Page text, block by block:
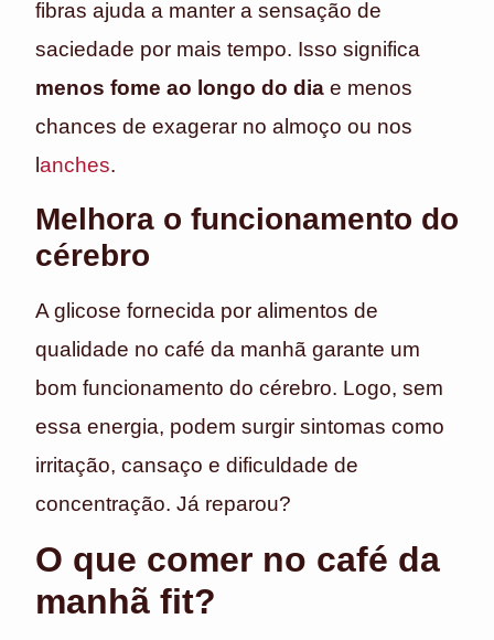
fibras ajuda a manter a sensação de
saciedade por mais tempo. Isso significa
menos fome ao longo do dia e menos
chances de exagerar no almoço ou nos
anches.
Melhora o funcionamento do
cérebro
A glicose fornecida por alimentos de
qualidade no café da manhã garante um
bom funcionamento do cérebro. Logo, sem
essa energia, podem surgir sintomas como
irritação, cansaço e dificuldade de
concentração. Já reparou?
O que comer no café da
manhã fit?